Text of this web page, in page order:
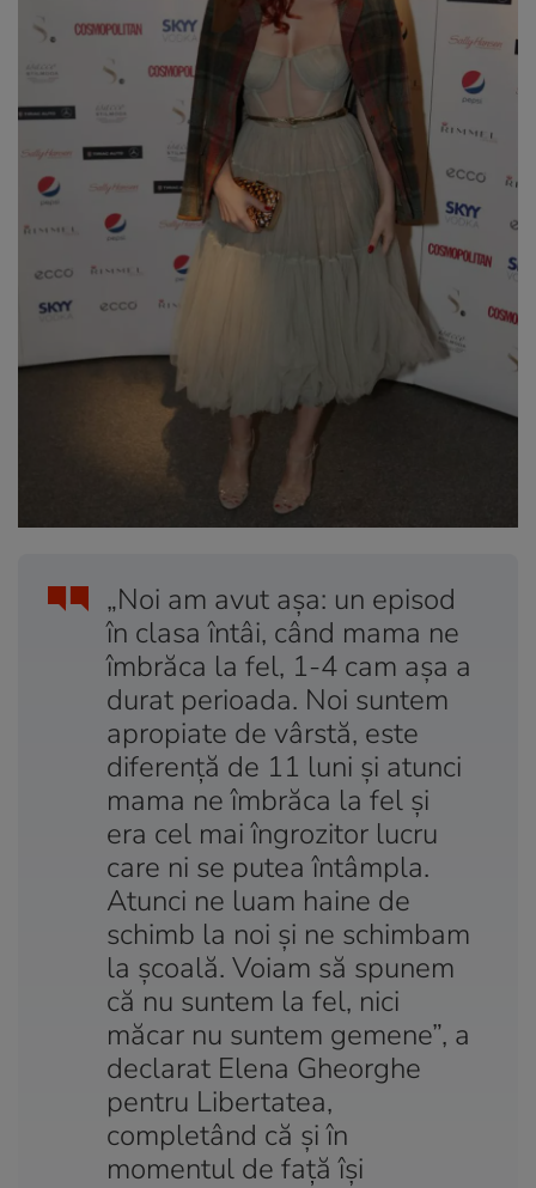
„Noi am avut așa: un episod
în clasa întâi, când mama ne
îmbrăca la fel, 1-4 cam așa a
durat perioada. Noi suntem
apropiate de vârstă, este
diferență de 11 luni și atunci
mama ne îmbrăca la fel și
era cel mai îngrozitor lucru
care ni se putea întâmpla.
Atunci ne luam haine de
schimb la noi și ne schimbam
la școală. Voiam să spunem
că nu suntem la fel, nici
măcar nu suntem gemene”, a
declarat Elena Gheorghe
pentru Libertatea,
completând că și în
momentul de față își